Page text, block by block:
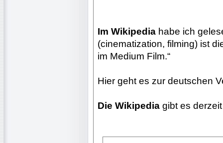
Im Wikipedia habe ich
(cinematization, filming) ist
im Medium Film.“
Hier geht es zur deutschen
Die Wikipedia gibt es